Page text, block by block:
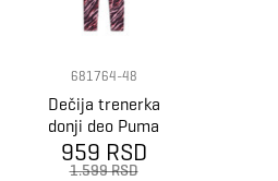
681764-48
Dečija trenerka
donji deo Puma
Ess+ Animal Aop
Leggings G
959 RSD
1.599 RSD